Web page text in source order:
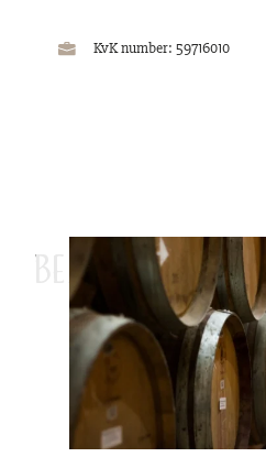
KvK number: 59716010
Bezoek ons